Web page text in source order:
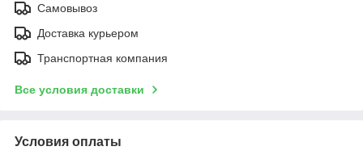
Самовывоз
Доставка курьером
Транспортная компания
Все условия доставки
Условия оплаты